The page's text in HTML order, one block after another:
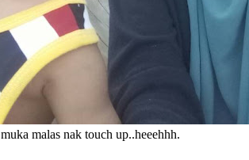
muka malas nak touch up..heeehhh.